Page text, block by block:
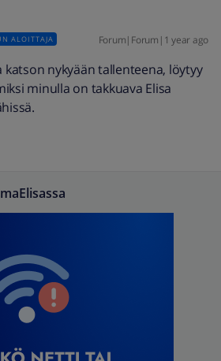
ALOITTAJA Forum|Forum|1 year ago
katson nykyään tallenteena, löytyy
minulla on takkuava Elisa